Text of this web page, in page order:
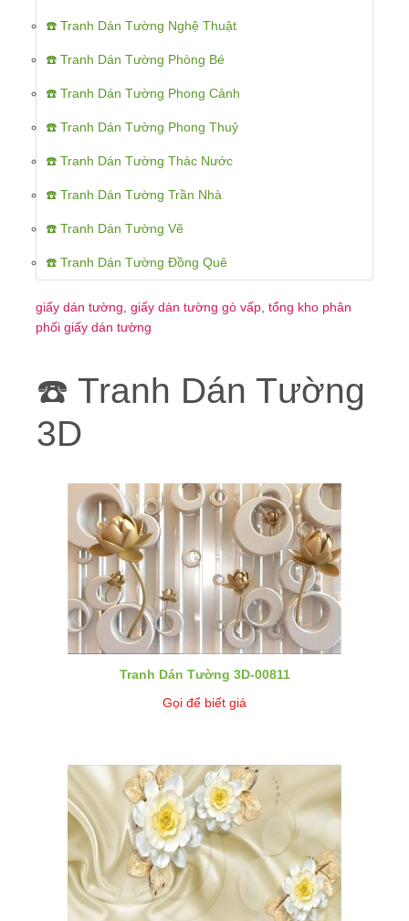
☎️ Tranh Dán Tường Nghệ Thuật
☎️ Tranh Dán Tường Phòng Bé
☎️ Tranh Dán Tường Phong Cảnh
☎️ Tranh Dán Tường Phong Thuỷ
☎️ Tranh Dán Tường Thác Nước
☎️ Tranh Dán Tường Trần Nhà
☎️ Tranh Dán Tường Vẽ
☎️ Tranh Dán Tường Đồng Quê
giấy dán tường giấy dán tường gò vấp tổng kho phân
phối giấy dán tường
☎️ Tranh Dán Tường
3D
Tranh Dán Tường 3D-00811
Gọi để biết giá